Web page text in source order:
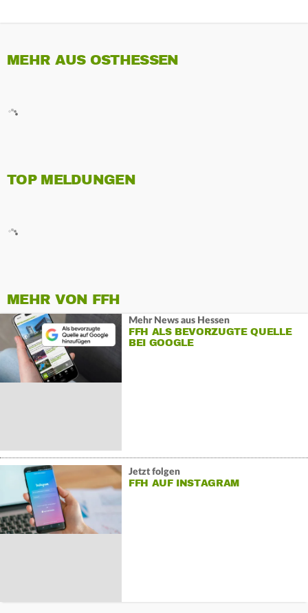
MEHR AUS OSTHESSEN
TOP MELDUNGEN
MEHR VON FFH
Mehr News aus Hessen
FFH ALS BEVORZUGTE QUELLE
BEI GOOGLE
Jetzt folgen
FFH AUF INSTAGRAM